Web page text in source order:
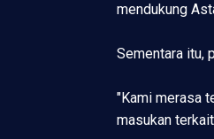
mendukung
Sementara itu,
"Kami merasa
masukan